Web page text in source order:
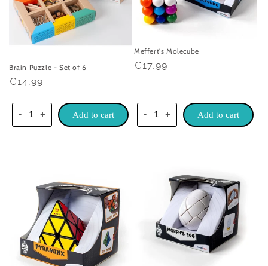
Brain Puzzle - Set of 6
Praghas
€14,99
- + Add to cart
Meffert's Molecube
Praghas
€17,99
- + Add to cart